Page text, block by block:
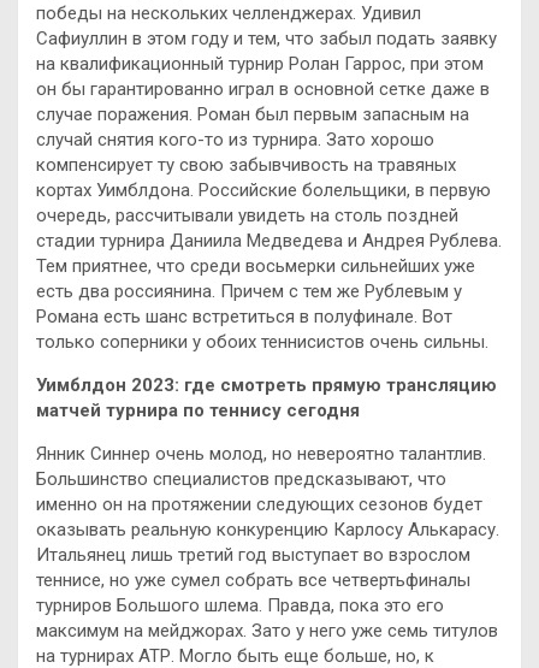
победы на нескольких челленджерах. Удивил
Сафиуллин в этом году и тем, что забыл подать заявку
на квалификационный турнир Ролан Гаррос, при этом
он бы гарантированно играл в основной сетке даже в
случае поражения. Роман был первым запасным на
случай снятия кого-то из турнира. Зато хорошо
компенсирует ту свою забывчивость на травяных
кортах Уимблдона. Российские болельщики, в первую
очередь, рассчитывали увидеть на столь поздней
стадии турнира Даниила Медведева и Андрея Рублева.
Тем приятнее, что среди восьмерки сильнейших уже
есть два россиянина. Причем с тем же Рублевым у
Романа есть шанс встретиться в полуфинале. Вот
только соперники у обоих теннисистов очень сильны.
Уимблдон 2023: где смотреть прямую трансляцию
матчей турнира по теннису сегодня
Янник Синнер очень молод, но невероятно талантлив.
Большинство специалистов предсказывают, что
именно он на протяжении следующих сезонов будет
оказывать реальную конкуренцию Карлосу Алькарасу.
Итальянец лишь третий год выступает во взрослом
теннисе, но уже сумел собрать все четвертьфиналы
турниров Большого шлема. Правда, пока это его
максимум на мейджорах. Зато у него уже семь титулов
на турнирах АТР. Могло быть еще больше, но, к